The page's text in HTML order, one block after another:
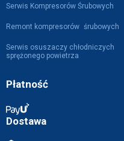
Serwis Kompresorów Śrubowych
Remont kompresorów śrubowych
Serwis osuszaczy chłodniczych
sprężonego powietrza
Płatność
Dostawa